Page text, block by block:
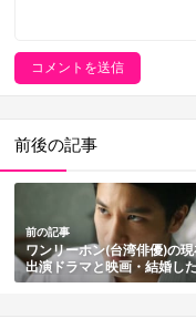
前後の記事
前の記事
ワンリーホン(台湾俳優)の現
出演ドラマと映画・結婚し
子供も総まとめ